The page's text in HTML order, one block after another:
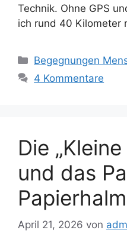
Technik. Ohne GPS
ich rund 40 Kilometer
Kategorien
Begegnungen
4 Kommentare
Die
und das
April 21, 2026 von